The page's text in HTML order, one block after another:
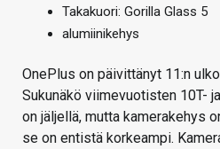
Takakuori: Gorilla Glass 5
alumiinikehys
OnePlus on päivittänyt 11:n
Sukunäkö viimevuotisten 10T-
on jäljellä, mutta kamerakehys
se on entistä korkeampi.